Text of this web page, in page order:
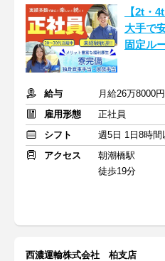
【2t・
大手で
固定ル
給与
月給26万8000
雇用形態
正社員
シフト
週5日 1日8時間
アクセス
朝潮橋駅
徒歩19分
西濃運輸株式会社 柏支店